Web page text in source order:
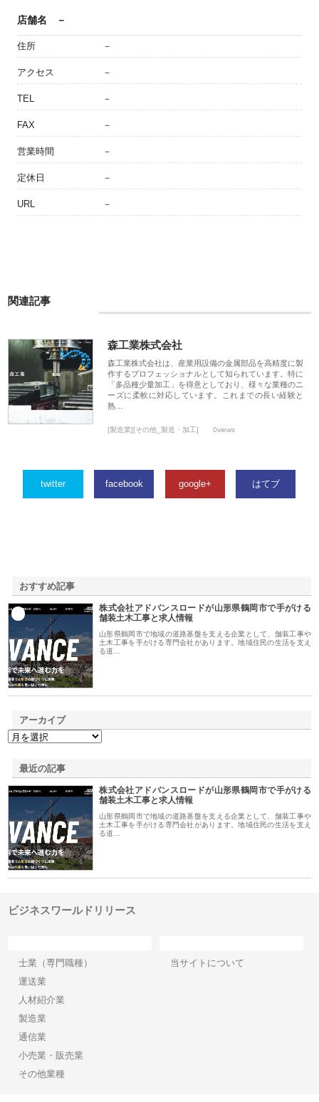
店舗名 －
住所 －
アクセス －
TEL －
FAX －
営業時間 －
定休日 －
URL －
関連記事
森工業株式会社
森工業株式会社は、産業用設備の金属部品を高精度に製
作するプロフェッショナルとして知られています。特に
「多品種少量加工」を得意としており、様々な業種のニ
ーズに柔軟に対応しています。これまでの長い経験と
熟…
[製造業][その他_製造・加工] 0views
twitter facebook google+ はてブ
おすすめ記事
株式会社アドバンスロードが山形県鶴岡市で手がける
舗装土木工事と求人情報
山形県鶴岡市で地域の道路基盤を支える企業として、舗装工事や
土木工事を手がける専門会社があります。地域住民の生活を支え
る道…
アーカイブ
最近の記事
株式会社アドバンスロードが山形県鶴岡市で手がける
舗装土木工事と求人情報
山形県鶴岡市で地域の道路基盤を支える企業として、舗装工事や
土木工事を手がける専門会社があります。地域住民の生活を支え
る道…
ビジネスワールドリリース
士業（専門職種）
運送業
人材紹介業
製造業
通信業
小売業・販売業
その他業種
当サイトについて